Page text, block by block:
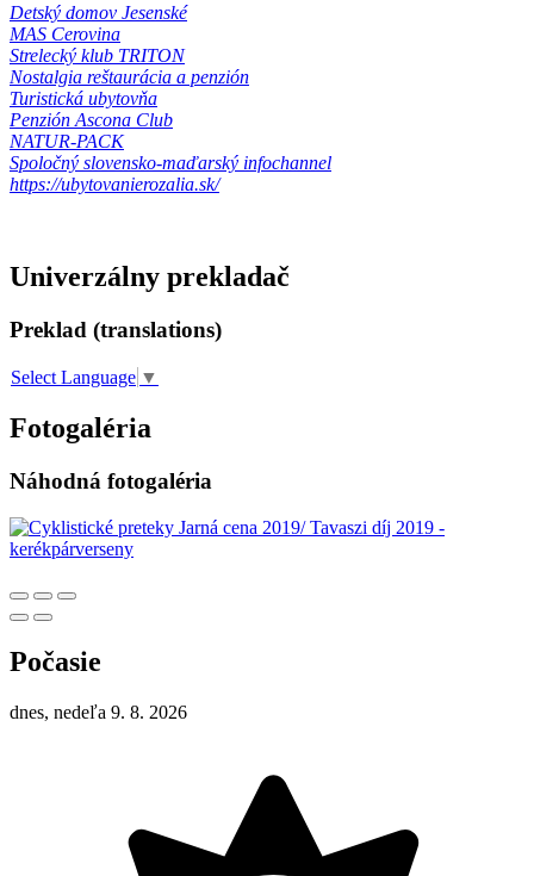
Detský domov Jesenské
MAS Cerovina
Strelecký klub TRITON
Nostalgia reštaurácia a penzión
Turistická ubytovňa
Penzión Ascona Club
NATUR-PACK
Spoločný slovensko-maďarský infochannel
https://ubytovanierozalia.sk/
Univerzálny prekladač
Preklad (translations)
Select Language ▼
Fotogaléria
Náhodná fotogaléria
Počasie
dnes, nedeľa 9. 8. 2026